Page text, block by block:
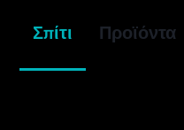
Σπίτι Προϊόντα